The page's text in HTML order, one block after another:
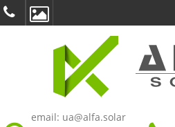
email: ua@alfa.solar